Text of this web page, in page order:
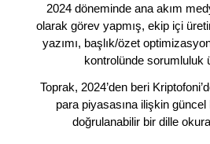
2024 döneminde ana akım
olarak görev yapmış, ekip içi
yazımı, başlık/özet
kontrolünde sorumluluk
Toprak, 2024’den beri
para piyasasına ilişkin
doğrulanabilir bir dille